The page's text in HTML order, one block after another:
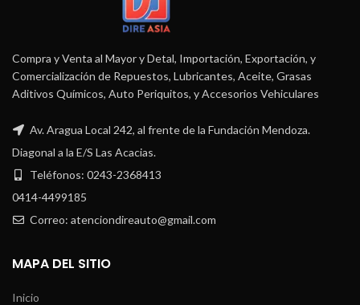
Compra y Venta al Mayor y Detal, Importación, Exportación, y
Comercialización de Repuestos, Lubricantes, Aceite, Grasas
Aditivos Químicos, Auto Periquitos, y Accesorios Vehiculares
Av. Aragua Local 242, al frente de la Fundación Mendoza.
Diagonal a la E/S Las Acacias.
Teléfonos: 0243-2368413
0414-4499185
Correo: atenciondireauto@gmail.com
MAPA DEL SITIO
Inicio